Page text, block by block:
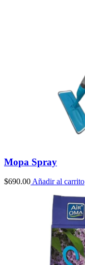
Mopa Spray
$690.00Añadir al carrito